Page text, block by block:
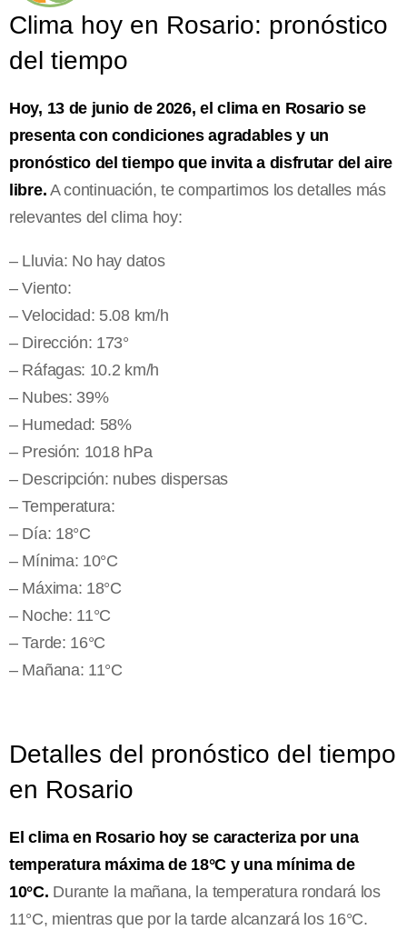
Clima hoy en Rosario: pronóstico
del tiempo
Hoy, 13 de junio de 2026, el clima en Rosario se
presenta con condiciones agradables y un
pronóstico del tiempo que invita a disfrutar del aire
libre. A continuación, te compartimos los detalles más
relevantes del clima hoy:
– Lluvia: No hay datos
– Viento:
– Velocidad: 5.08 km/h
– Dirección: 173°
– Ráfagas: 10.2 km/h
– Nubes: 39%
– Humedad: 58%
– Presión: 1018 hPa
– Descripción: nubes dispersas
– Temperatura:
– Día: 18°C
– Mínima: 10°C
– Máxima: 18°C
– Noche: 11°C
– Tarde: 16°C
– Mañana: 11°C
Detalles del pronóstico del tiempo
en Rosario
El clima en Rosario hoy se caracteriza por una
temperatura máxima de 18°C y una mínima de
10°C. Durante la mañana, la temperatura rondará los
11°C, mientras que por la tarde alcanzará los 16°C.